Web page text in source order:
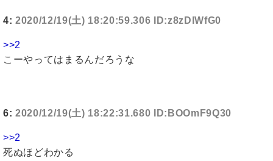
4: 2020/12/19(土) 18:20:59.306 ID:z8zDlWfG0
>>2
こーやってはまるんだろうな
6: 2020/12/19(土) 18:22:31.680 ID:BOOmF9Q30
>>2
死ぬほどわかる